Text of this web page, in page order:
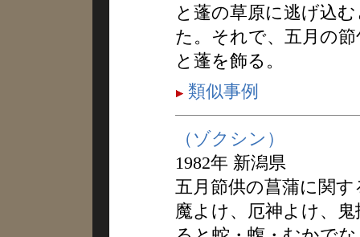
と蓬の草原に逃げ込
た。それで、五月の
と蓬を飾る。
類似事例
（ゾクシン）
1982年 新潟県
五月節供の菖蒲に関
魔よけ、厄神よけ、